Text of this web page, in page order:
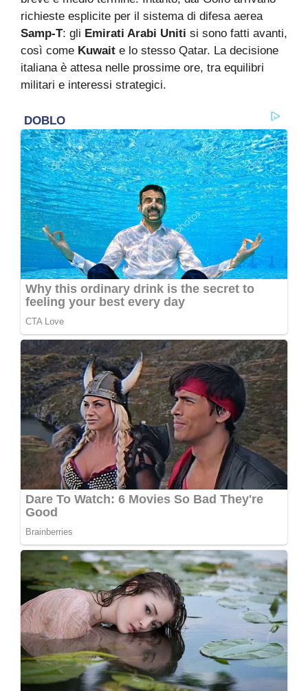
richieste esplicite per il sistema di difesa aerea
Samp-T: gli Emirati Arabi Uniti si sono fatti avanti,
così come Kuwait e lo stesso Qatar. La decisione
italiana è attesa nelle prossime ore, tra equilibri
militari e interessi strategici.